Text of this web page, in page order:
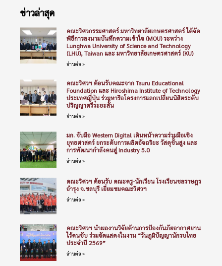
ข่าวล่าสุด
คณะวิศวกรรมศาสตร์ มหาวิทยาลัยเกษตรศาสตร์ ได้จัด
พิธีการลงนามบันทึกความเข้าใจ (MOU) ระหว่าง
Lunghwa University of Science and Technology
(LHU), Taiwan และ มหาวิทยาลัยเกษตรศาสตร์ (KU)
อ่านต่อ »
คณะวิศวฯ ต้อนรับคณะจาก Tsuru Educational
Foundation และ Hiroshima Institute of Technology
ประเทศญี่ปุ่น ร่วมหารือโครงการแลกเปลี่ยนนิสิตระดับ
ปริญญาตรีระยะสั้น
อ่านต่อ »
มก. จับมือ Western Digital เดินหน้าความร่วมมือเชิง
ยุทธศาสตร์ ยกระดับการผลิตอัจฉริยะ วัสดุขั้นสูง และ
การพัฒนากำลังคนสู่ Industry 5.0
อ่านต่อ »
คณะวิศวฯ ต้อนรับ คณะครู-นักเรียน โรงเรียนชลราษฎร
อำรุง จ.ชลบุรี เยี่ยมชมคณะวิศวฯ
อ่านต่อ »
คณะวิศวฯ นำผลงานวิจัยด้านการป้องกันภัยอากาศยาน
ไร้คนขับ ร่วมจัดแสดงในงาน “วันภูมิปัญญานักรบไทย
ประจำปี 2569”
อ่านต่อ »